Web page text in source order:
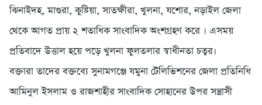
ঝিনাইদহ, মাগুরা, কুষ্টিয়া, সাতক্ষীরা, খুলনা, যশোর, নড়াইল জেলা
থেকে আগত প্রায় ২ শতাধিক সাংবাদিক অংশগ্রহণ করে । এসময়
প্রতিবাদে উত্তাল হয়ে পড়ে খুলনা ফুলতলার স্বাধীনতা চত্বর।
বক্তারা তাদের বক্তব্যে সুনামগঞ্জে যমুনা টেলিভিশনের জেলা প্রতিনিধি
আমিনুল ইসলাম ও রাজশাহীর সাংবাদিক সোহানের উপর সন্ত্রাসী